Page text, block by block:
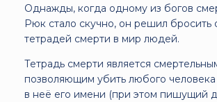
Однажды, когда одному из богов
Рюк стало скучно, он решил бросить
тетрадей смерти в мир людей.
Тетрадь смерти является
позволяющим убить любого
в неё его имени (при этом пишущий